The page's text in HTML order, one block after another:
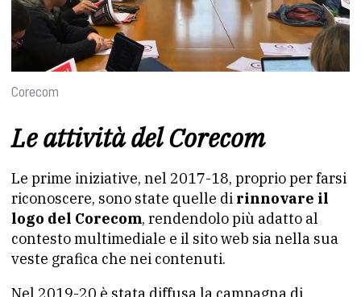
Corecom
Le attività del Corecom
Le prime iniziative, nel 2017-18, proprio per farsi
riconoscere, sono state quelle di rinnovare il
logo del Corecom, rendendolo più adatto al
contesto multimediale e il sito web sia nella sua
veste grafica che nei contenuti.